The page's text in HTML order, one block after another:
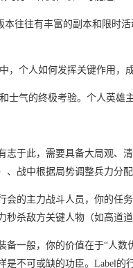
本往往有丰富的副本和限时
，个人如何发挥关键作用，
士气的终极考验。个人英雄
志于此，需要具备大局观、
、战中根据局势调整兵力分配
会的主力战斗人员，你的任
秒杀敌方关键人物（如高道
备一般，你的价值在于“人数
是不可或缺的功臣。Label的